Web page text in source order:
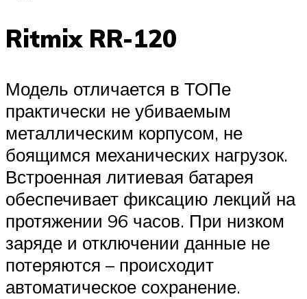
Ritmix RR-120
Модель отличается в ТОПе
практически не убиваемым
металлическим корпусом, не
боящимся механических нагрузок.
Встроенная литиевая батарея
обеспечивает фиксацию лекций на
протяжении 96 часов. При низком
заряде и отключении данные не
потеряются – происходит
автоматическое сохранение.